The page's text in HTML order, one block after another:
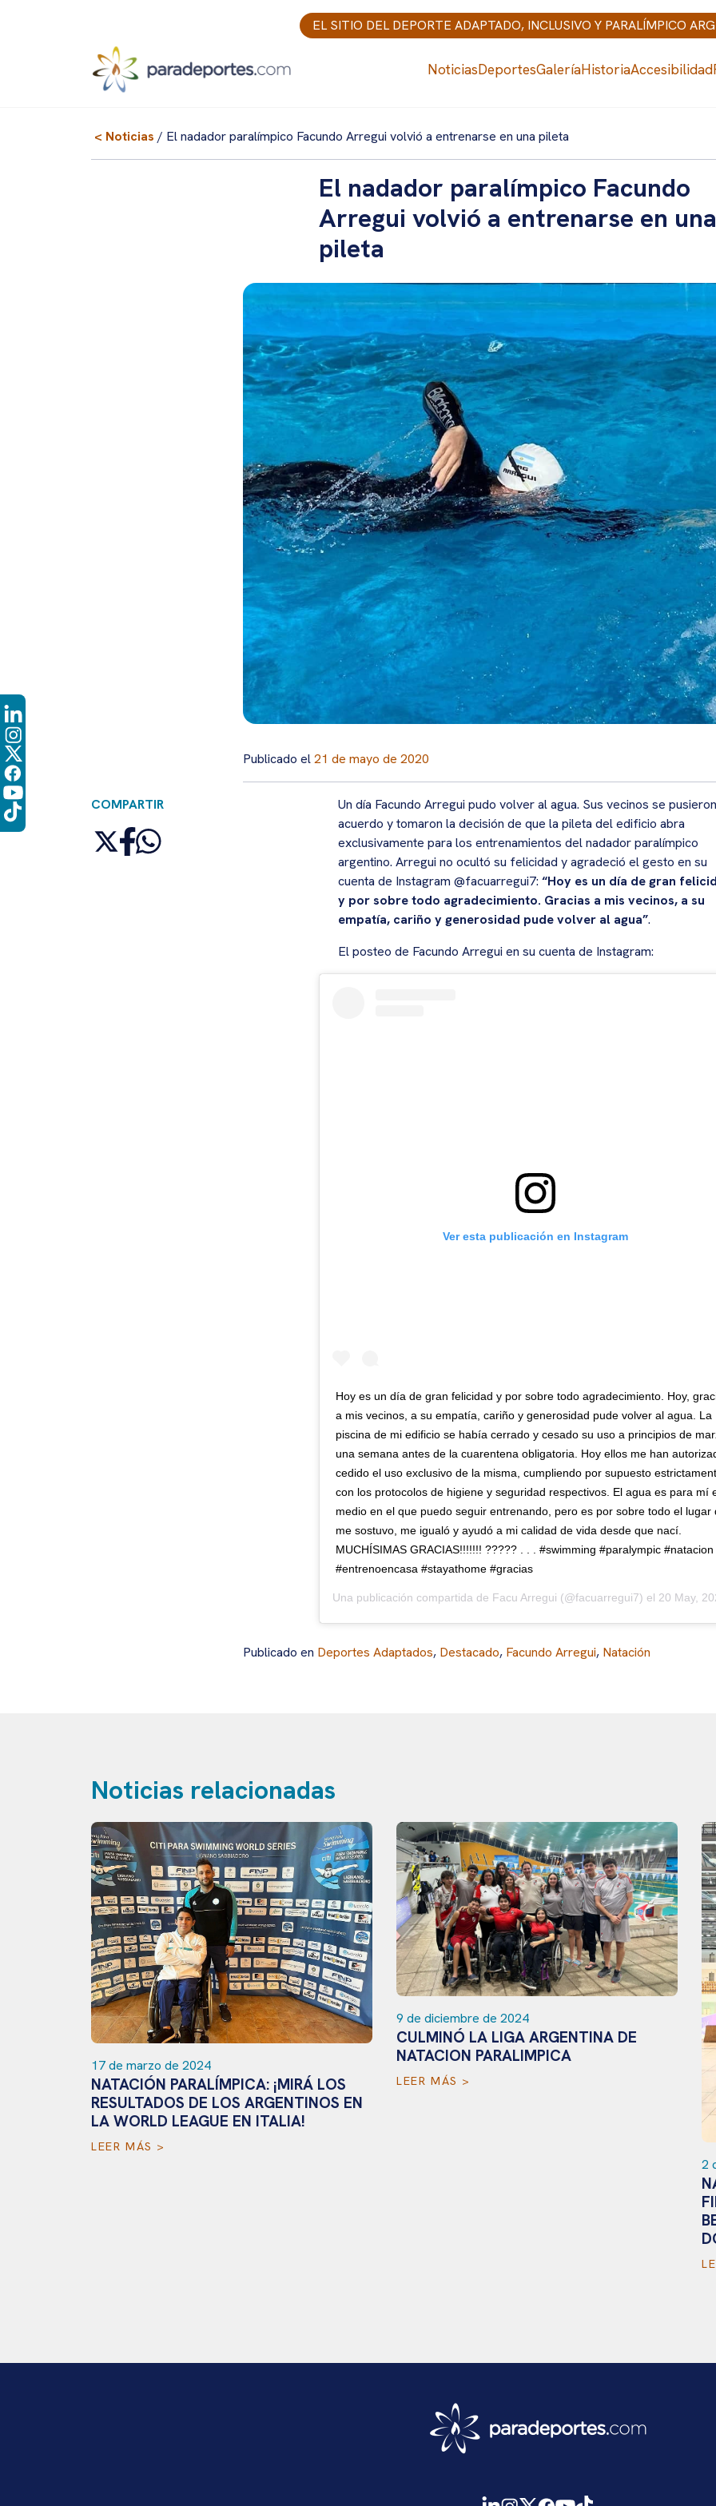
EL SITIO DEL DEPORTE ADAPTADO, INCLUSIVO Y PARALÍMPICO
NoticiasDeportesGaleríaHistoriaAccesibilidad
< Noticias / El nadador paralímpico Facundo Arregui volvió a entrenarse en una pileta
El nadador paralímpico Facundo
Arregui volvió a entrenarse en una
pileta
Publicado el21 de mayo de 2020
COMPARTIR
Un día Facundo Arregui pudo volver al agua. Sus vecinos se
acuerdo y tomaron la decisión de que la pileta del edificio abra
exclusivamente para los entrenamientos del nadador paralímpico
argentino. Arregui no ocultó su felicidad y agradeció el gesto en su
cuenta de Instagram @facuarregui7: “Hoy es un día de gran
y por sobre todo agradecimiento. Gracias a mis vecinos, a su
empatía, cariño y generosidad pude volver al agua”.
El posteo de Facundo Arregui en su cuenta de Instagram:
Ver esta publicación en Instagram
Hoy es un día de gran felicidad y por sobre todo agradecimiento. Hoy,
a mis vecinos, a su empatía, cariño y generosidad pude volver al agua. La
piscina de mi edificio se había cerrado y cesado su uso a principios de
una semana antes de la cuarentena obligatoria. Hoy ellos me han
cedido el uso exclusivo de la misma, cumpliendo por supuesto
con los protocolos de higiene y seguridad respectivos. El agua es para mí
medio en el que puedo seguir entrenando, pero es por sobre todo el lugar
me sostuvo, me igualó y ayudó a mi calidad de vida desde que nací.
MUCHÍSIMAS GRACIAS!!!!!!! ????? . . . #swimming #paralympic #natacion
#entrenoencasa #stayathome #gracias
Una publicación compartida de Facu Arregui (@facuarregui7) el 20 May, 2020 a las
Publicado en Deportes Adaptados, Destacado, Facundo Arregui, Natación
Noticias relacionadas
17 de marzo de 2024
NATACIÓN PARALÍMPICA: ¡MIRÁ LOS
RESULTADOS DE LOS ARGENTINOS EN
LA WORLD LEAGUE EN ITALIA!
LEER MÁS >
9 de diciembre de 2024
CULMINÓ LA LIGA ARGENTINA DE
NATACION PARALIMPICA
LEER MÁS >
2